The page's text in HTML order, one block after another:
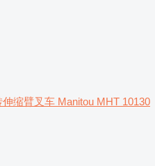
伸缩臂叉车 Manitou MHT 10130